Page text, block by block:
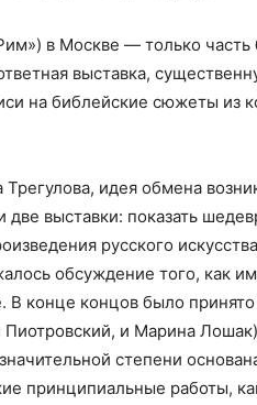
в Москве — только часть
выставка,
на библейские сюжеты из
идея обмена
выставки: показать
русского
обсуждение того, как
В конце концов было
и Марина
степени
принципиальные работы,